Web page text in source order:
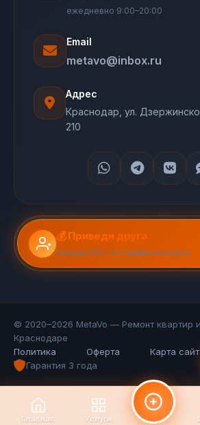
ежедневно 9:00–20:00
Email
metavo@inbox.ru
Адрес
Краснодар, ул.
210
💰 Приведи друга
Получи 20% от суммы на карту
© 2020–2026 MetaVo — Ремонт квартир
Краснодаре
Политика
Оферта Карта
Гарантия 3 года
Главная Услуги